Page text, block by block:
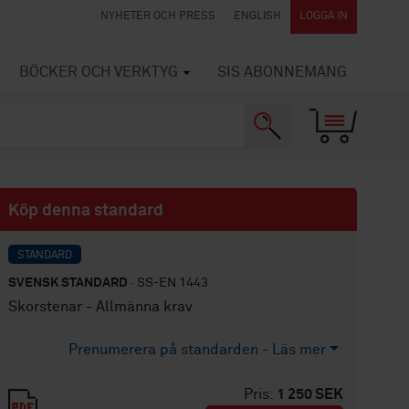
NYHETER OCH PRESS ENGLISH LOGGA IN
BÖCKER OCH VERKTYG SIS ABONNEMANG
Köp denna standard
STANDARD
SVENSK STANDARD · SS-EN 1443
Skorstenar - Allmänna krav
Prenumerera på standarden - Läs mer
Pris: 1 250 SEK